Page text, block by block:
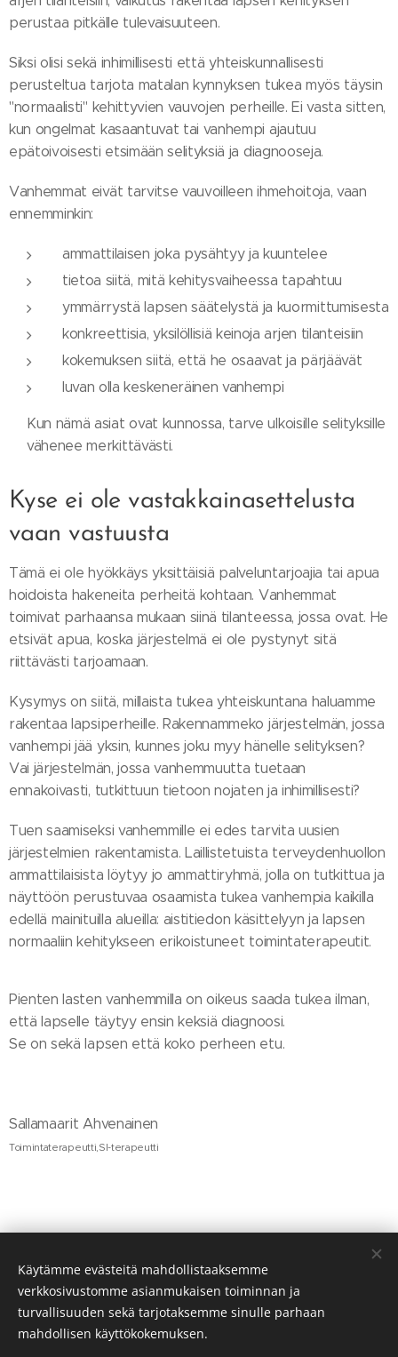
perustaa pitkälle tulevaisuuteen.
Siksi olisi sekä inhimillisesti että yhteiskunnallisesti
perusteltua tarjota matalan kynnyksen tukea myös täysin
"normaalisti" kehittyvien vauvojen perheille. Ei vasta sitten,
kun ongelmat kasaantuvat tai vanhempi ajautuu
epätoivoisesti etsimään selityksiä ja diagnooseja.
Vanhemmat eivät tarvitse vauvoilleen ihmehoitoja, vaan
ennemminkin:
ammattilaisen joka pysähtyy ja kuuntelee
tietoa siitä, mitä kehitysvaiheessa tapahtuu
ymmärrystä lapsen säätelystä ja kuormittumisesta
konkreettisia, yksilöllisiä keinoja arjen tilanteisiin
kokemuksen siitä, että he osaavat ja pärjäävät
luvan olla keskeneräinen vanhempi
Kun nämä asiat ovat kunnossa, tarve ulkoisille selityksille
vähenee merkittävästi.
Kyse ei ole vastakkainasettelusta
vaan vastuusta
Tämä ei ole hyökkäys yksittäisiä palveluntarjoajia tai apua
hoidoista hakeneita perheitä kohtaan. Vanhemmat
toimivat parhaansa mukaan siinä tilanteessa, jossa ovat. He
etsivät apua, koska järjestelmä ei ole pystynyt sitä
riittävästi tarjoamaan.
Kysymys on siitä, millaista tukea yhteiskuntana haluamme
rakentaa lapsiperheille. Rakennammeko järjestelmän, jossa
vanhempi jää yksin, kunnes joku myy hänelle selityksen?
Vai järjestelmän, jossa vanhemmuutta tuetaan
ennakoivasti, tutkittuun tietoon nojaten ja inhimillisesti?
Tuen saamiseksi vanhemmille ei edes tarvita uusien
järjestelmien rakentamista. Laillistetuista terveydenhuollon
ammattilaisista löytyy jo ammattiryhmä, jolla on tutkittua ja
näyttöön perustuvaa osaamista tukea vanhempia kaikilla
edellä mainituilla alueilla: aistitiedon käsittelyyn ja lapsen
normaaliin kehitykseen erikoistuneet toimintaterapeutit.
Pienten lasten vanhemmilla on oikeus saada tukea ilman,
että lapselle täytyy ensin keksiä diagnoosi.
Se on sekä lapsen että koko perheen etu.
Sallamaarit Ahvenainen
Toimintaterapeutti,SI-terapeutti
Käytämme evästeitä mahdollistaaksemme
verkkosivustomme asianmukaisen toiminnan ja
turvallisuuden sekä tarjotaksemme sinulle parhaan
mahdollisen käyttökokemuksen.